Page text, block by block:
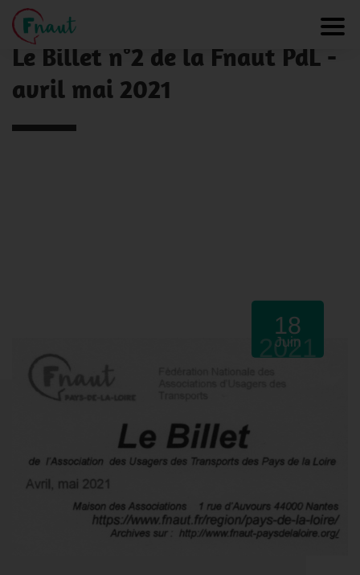
Panneau de gestion des cookies
NOS ACTUALITÉS
Le Billet n°2 de la Fnaut PdL -
avril mai 2021
18
Juin
2021